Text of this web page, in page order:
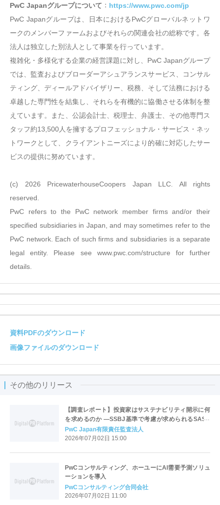
PwC Japanグループについて ： https://www.pwc.com/jp
PwC Japanグループは、日本におけるPwCグローバルネットワ
ークのメンバーファームおよびそれらの関連会社の総称です。各
法人は独立した別法人として事業を行っています。
複雑化・多様化する企業の経営課題に対し、PwC Japanグループ
では、監査およびブローダーアシュアランスサービス、コンサル
ティング、ディールアドバイザリー、税務、そして法務における
卓越した専門性を結集し、それらを有機的に協働させる体制を整
えています。また、公認会計士、税理士、弁護士、その他専門ス
タッフ約13,500人を擁するプロフェッショナル・サービス・ネッ
トワークとして、クライアントニーズにより的確に対応したサー
ビスの提供に努めています。
(c) 2026 PricewaterhouseCoopers Japan LLC. All rights
reserved.
PwC refers to the PwC network member firms and/or their
specified subsidiaries in Japan, and may sometimes refer to the
PwC network. Each of such firms and subsidiaries is a separate
legal entity. Please see www.pwc.com/structure for further
details.
資料PDFのダウンロード
画像ファイルのダウンロード
その他のリリース
【調査レポート】投資家はサステナビリティ開示に何
を求めるのか ―SSBJ基準で考慮が求められるSASB
スタンダード活用の現在地―
PwC Japan有限責任監査法人
2026年07月02日 15:00
PwCコンサルティング、ホーユーにAI需要予測ソリュ
ーションを導入
PwCコンサルティング合同会社
2026年07月02日 11:00